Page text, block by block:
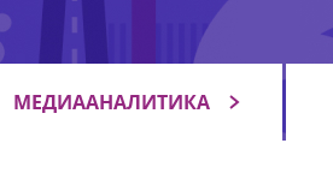
МЕДИААНАЛИТИКА